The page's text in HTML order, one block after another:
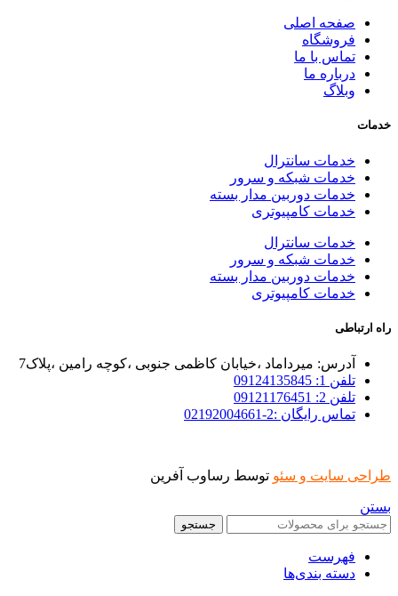
صفحه اصلی
فروشگاه
تماس با ما
درباره ما
وبلاگ
خدمات
خدمات سانترال
خدمات شبکه و سرور
خدمات دوربین مدار بسته
خدمات کامپیوتری
خدمات سانترال
خدمات شبکه و سرور
خدمات دوربین مدار بسته
خدمات کامپیوتری
راه ارتباطی
آدرس: میرداماد ،خیابان کاظمی جنوبی ،کوچه رامین ،پلاک7
تلفن 1: 09124135845
تلفن 2: 09121176451
تماس رایگان :2-02192004661
طراحی سایت و سئو توسط رساوب آفرین
بستن
جستجو
فهرست
دسته بندی‌ها